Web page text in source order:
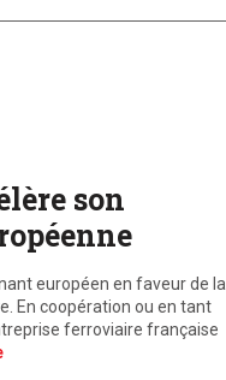
son
européen en faveur de la
En coopération ou en tant
ferroviaire française